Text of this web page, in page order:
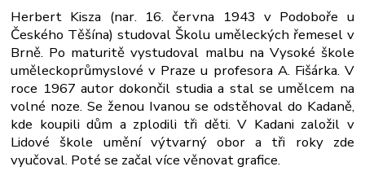
Herbert Kisza (nar. 16. června 1943 v Podoboře u
Českého Těšína) studoval Školu uměleckých řemesel v
Brně. Po maturitě vystudoval malbu na Vysoké škole
uměleckoprůmyslové v Praze u profesora A. Fišárka. V
roce 1967 autor dokončil studia a stal se umělcem na
volné noze. Se ženou Ivanou se odstěhoval do Kadaně,
kde koupili dům a zplodili tři děti. V Kadani založil v
Lidové škole umění výtvarný obor a tři roky zde
vyučoval. Poté se začal více věnovat grafice.